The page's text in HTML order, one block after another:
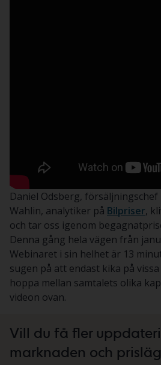
Daniel Odsberg, försäljningschef
Wahlin, analytiker på Bilpriser,
och tar oss igenom
Denna gång hela vägen från
Webinaret i sin helhet är 13
sugen på att endast kika på
hoppa mellan samtalets olika
videon ovan.
Vill du få fler
marknaden och